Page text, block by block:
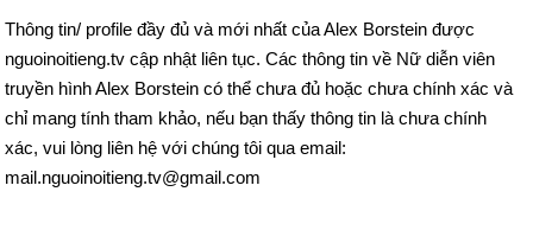
Thông tin/ profile đầy đủ và mới nhất của Alex Borstein được
nguoinoitieng.tv cập nhật liên tục. Các thông tin về Nữ diễn viên
truyền hình Alex Borstein có thể chưa đủ hoặc chưa chính xác và
chỉ mang tính tham khảo, nếu bạn thấy thông tin là chưa chính
xác, vui lòng liên hệ với chúng tôi qua email:
mail.nguoinoitieng.tv@gmail.com